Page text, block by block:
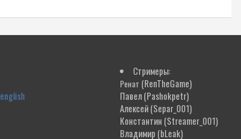
english
Стримеры:
Ренат (RenTheGame)
Павел(Pashokpetr)
Алексей(Separ_001)
Константин (Streamer_001)
Владимир (bLeak)